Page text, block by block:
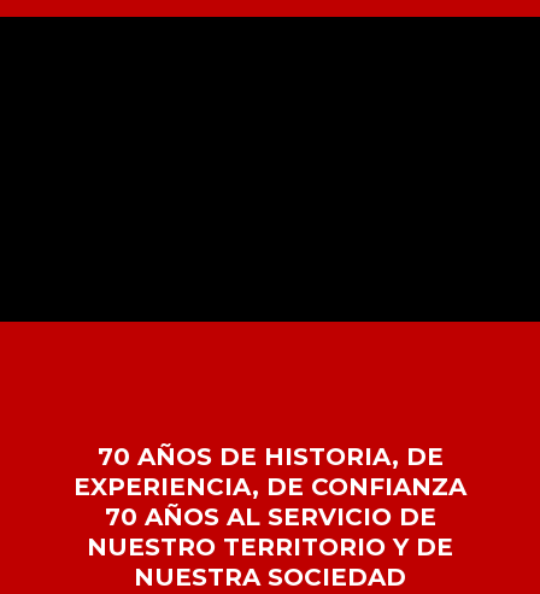
70 AÑOS DE HISTORIA, DE
EXPERIENCIA, DE CONFIANZA
70 AÑOS AL SERVICIO DE
NUESTRO TERRITORIO Y DE
NUESTRA SOCIEDAD